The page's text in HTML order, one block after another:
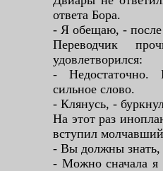
ответа Бора.
- Я обещаю, - после
Переводчик
удовлетворился:
- Недостаточно.
сильное слово.
- Клянусь, -
На этот раз
вступил
- Вы должны
- Можно сначала я